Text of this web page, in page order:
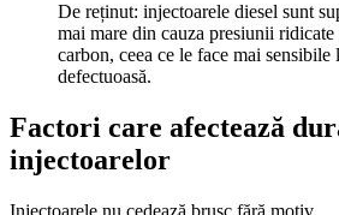
De reținut: injectoarele diesel sunt
mai mare din cauza presiunii
carbon, ceea ce le face mai sensibile
defectuoasă.
Factori care afectează
injectoarelor
Injectoarele nu cedează brusc fără motiv.